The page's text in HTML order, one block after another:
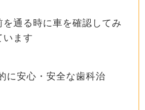
を通る時に車を確認してみ
います
に安心・安全な歯科治